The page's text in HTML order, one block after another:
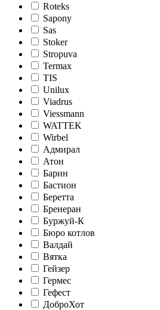
Roteks
Sapony
Sas
Stoker
Stropuva
Termax
TIS
Unilux
Viadrus
Viessmann
WATTEK
Wirbel
Адмирал
Атон
Барин
Бастион
Беретта
Бренеран
Буржуй-К
Бюро котлов
Валдай
Вятка
Гейзер
Гермес
Гефест
ДоброХот